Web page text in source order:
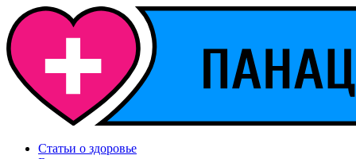
Статьи о здоровье